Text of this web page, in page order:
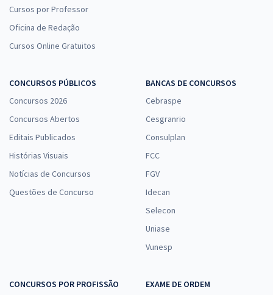
Cursos por Professor
Oficina de Redação
Cursos Online Gratuitos
CONCURSOS PÚBLICOS
Concursos 2026
Concursos Abertos
Editais Publicados
Histórias Visuais
Notícias de Concursos
Questões de Concurso
BANCAS DE CONCURSOS
Cebraspe
Cesgranrio
Consulplan
FCC
FGV
Idecan
Selecon
Uniase
Vunesp
CONCURSOS POR PROFISSÃO
EXAME DE ORDEM